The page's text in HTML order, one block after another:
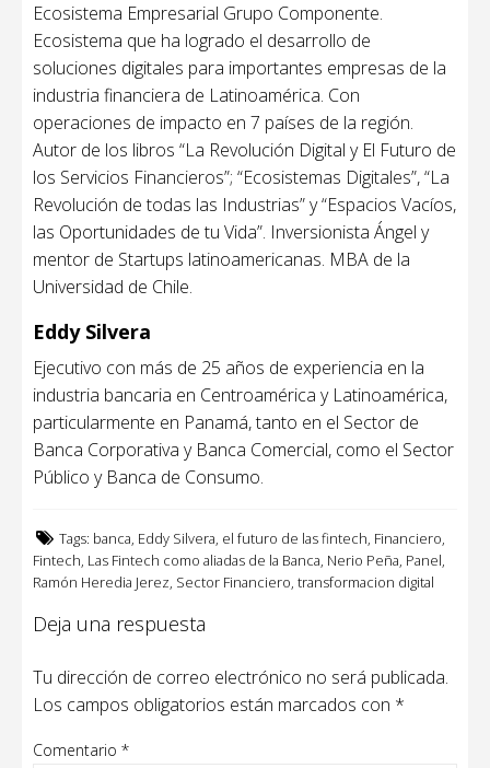
Ecosistema Empresarial Grupo Componente.
Ecosistema que ha logrado el desarrollo de
soluciones digitales para importantes empresas de la
industria financiera de Latinoamérica. Con
operaciones de impacto en 7 países de la región.
Autor de los libros “La Revolución Digital y El Futuro de
los Servicios Financieros”; “Ecosistemas Digitales”, “La
Revolución de todas las Industrias” y “Espacios Vacíos,
las Oportunidades de tu Vida”. Inversionista Ángel y
mentor de Startups latinoamericanas. MBA de la
Universidad de Chile.
Eddy Silvera
Ejecutivo con más de 25 años de experiencia en la
industria bancaria en Centroamérica y Latinoamérica,
particularmente en Panamá, tanto en el Sector de
Banca Corporativa y Banca Comercial, como el Sector
Público y Banca de Consumo.
Tags: banca, Eddy Silvera, el futuro de las fintech, Financiero,
Fintech, Las Fintech como aliadas de la Banca, Nerio Peña, Panel,
Ramón Heredia Jerez, Sector Financiero, transformacion digital
Deja una respuesta
Tu dirección de correo electrónico no será publicada.
Los campos obligatorios están marcados con *
Comentario *